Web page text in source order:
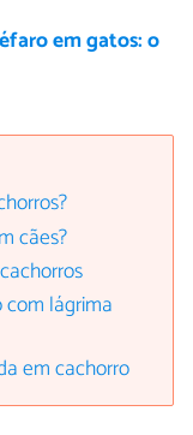
em gatos: o
cães?
lágrima
em cachorro